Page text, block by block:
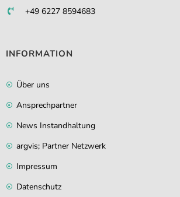
+49 6227 8594683
INFORMATION
Über uns
Ansprechpartner
News Instandhaltung
argvis; Partner Netzwerk
Impressum
Datenschutz